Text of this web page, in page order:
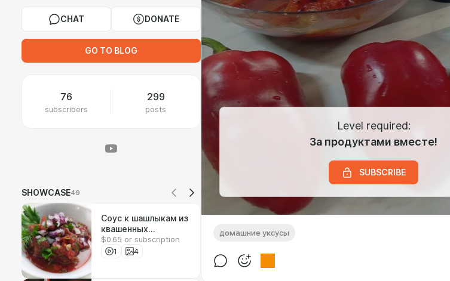
CHAT DONATE
GO TO BLOG
76
subscribers
299
posts
SHOWCASE49
Соус к шашлыкам из
квашенных
помидоров
$0.65 or subscription
1
4
Level required:
За продуктами вместе!
SUBSCRIBE
домашние уксусы